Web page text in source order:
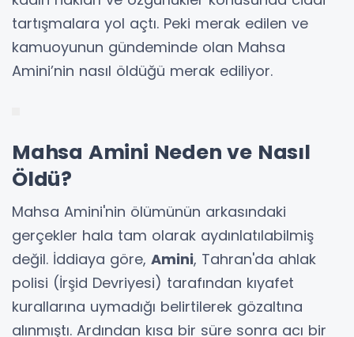
tartışmalara yol açtı. Peki merak edilen ve
kamuoyunun gündeminde olan Mahsa
Amini’nin nasıl öldüğü merak ediliyor.
Mahsa Amini Neden ve Nasıl
Öldü?
Mahsa Amini'nin ölümünün arkasındaki
gerçekler hala tam olarak aydınlatılabilmiş
değil. İddiaya göre, Amini, Tahran'da ahlak
polisi (İrşid Devriyesi) tarafından kıyafet
kurallarına uymadığı belirtilerek gözaltına
alınmıştı. Ardından kısa bir süre sonra acı bir